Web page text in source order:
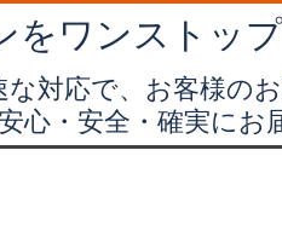
を ワンストッ
な対応で、お客様の
心・安全・確実にお